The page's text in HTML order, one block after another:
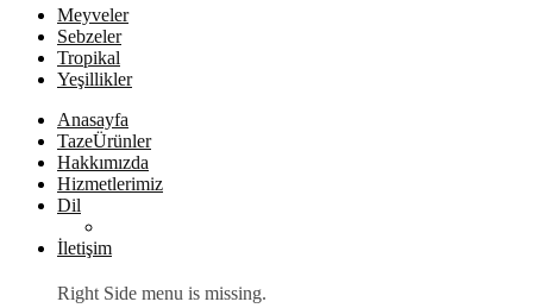
Meyveler
Sebzeler
Tropikal
Yeşillikler
Anasayfa
TazeÜrünler
Hakkımızda
Hizmetlerimiz
Dil
İletişim
Right Side menu is missing.